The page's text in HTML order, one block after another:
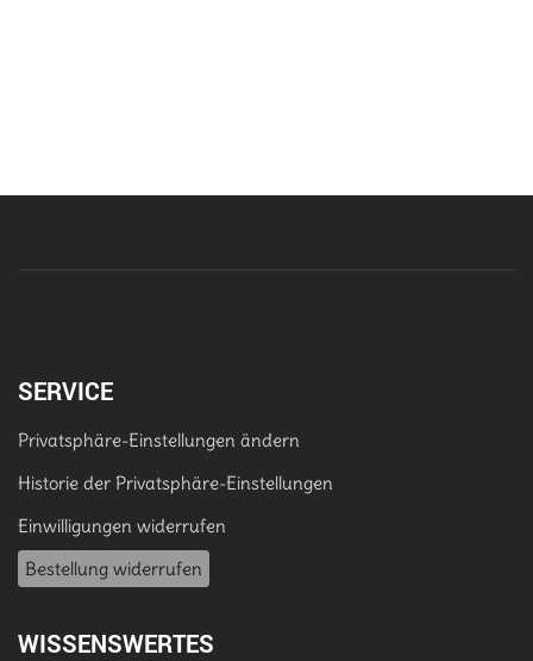
SERVICE
Privatsphäre-Einstellungen ändern
Historie der Privatsphäre-Einstellungen
Einwilligungen widerrufen
Bestellung widerrufen
WISSENSWERTES